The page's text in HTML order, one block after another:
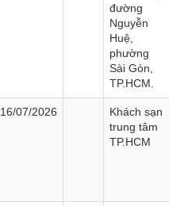
đường
Nguyễn
Huệ,
phường
Sài Gòn,
TP.HCM.
16/07/2026
Khách sạn
trung tâm
TP.HCM